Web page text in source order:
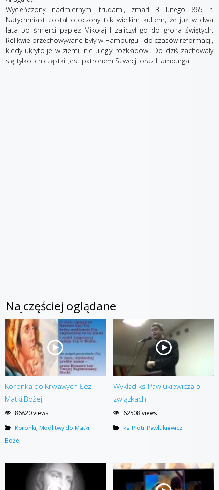
Wycieńczony nadmiernymi trudami, zmarł 3 lutego 865 r.
Natychmiast został otoczony tak wielkim kultem, że już w dwa
lata po śmierci papież Mikołaj I zaliczył go do grona świętych.
Relikwie przechowywane były w Hamburgu i do czasów reformacji,
kiedy ukryto je w ziemi, nie uległy rozkładowi. Do dziś zachowały
się tylko ich cząstki. Jest patronem Szwecji oraz Hamburga.
Najczęściej oglądane
Koronka do Krwawych Łez
Matki Bożej
86820 views
Koronki,Modlitwy do Matki
Bożej
Wykład ks Pawlukiewicza o
związkach
62608 views
ks. Piotr Pawlukiewicz